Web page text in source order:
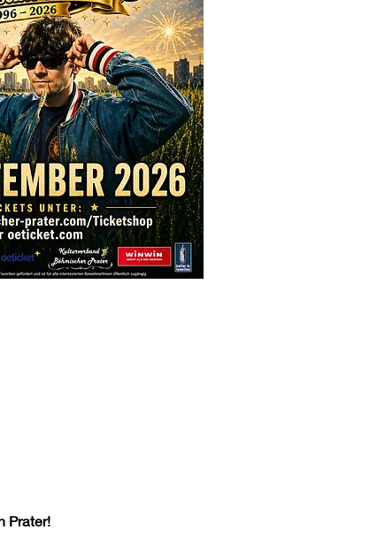
Prater!